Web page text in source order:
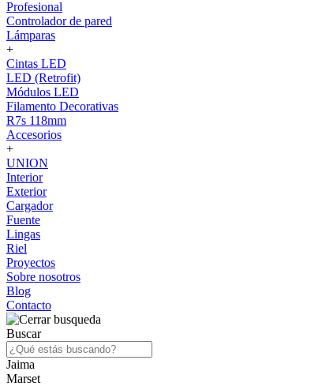
Profesional
Controlador de pared
Lámparas
+
Cintas LED
LED (Retrofit)
Módulos LED
Filamento Decorativas
R7s 118mm
Accesorios
+
UNION
Interior
Exterior
Cargador
Fuente
Lingas
Riel
Proyectos
Sobre nosotros
Blog
Contacto
Buscar
Jaima
Marset